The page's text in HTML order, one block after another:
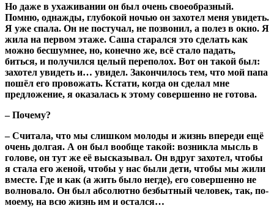
Но даже в ухаживании он был очень своеобразный.
Помню, однажды, глубокой ночью он захотел меня увидеть.
Я уже спала. Он не постучал, не позвонил, а полез в окно. Я
жила на первом этаже. Саша старался это сделать как
можно бесшумнее, но, конечно же, всё стало падать,
биться, и получился целый переполох. Вот он такой был:
захотел увидеть и… увидел. Закончилось тем, что мой папа
пошёл его провожать. Кстати, когда он сделал мне
предложение, я оказалась к этому совершенно не готова.
– Почему?
– Считала, что мы слишком молоды и жизнь впереди ещё
очень долгая. А он был вообще такой: возникла мысль в
голове, он тут же её высказывал. Он вдруг захотел, чтобы
я стала его женой, чтобы у нас были дети, чтобы мы жили
вместе. Где и как (а жить было негде), его совершенно не
волновало. Он был абсолютно безбытный человек, так, по-
моему, на всю жизнь им и остался…